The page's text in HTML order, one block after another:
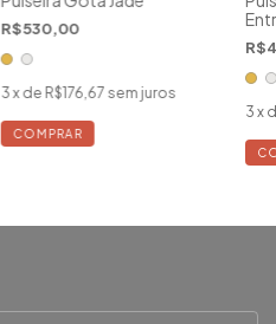
R$530,00
3x de R$176,67 sem juros
COMPRAR
3 x